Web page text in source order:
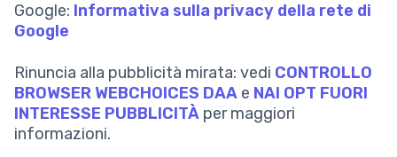
Google: Informativa sulla privacy della rete di
Google
Rinuncia alla pubblicità mirata: vedi CONTROLLO
BROWSER WEBCHOICES DAA e NAI OPT FUORI
INTERESSE PUBBLICITÀ per maggiori
informazioni.